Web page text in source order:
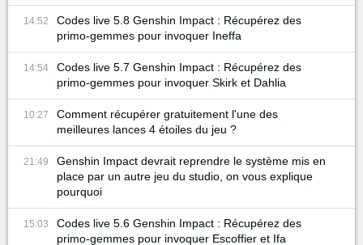
14:52
Codes live 5.8 Genshin Impact : Récupérez des
primo-gemmes pour invoquer Ineffa
14:54
Codes live 5.7 Genshin Impact : Récupérez des
primo-gemmes pour invoquer Skirk et Dahlia
10:27
Comment récupérer gratuitement l'une des
meilleures lances 4 étoiles du jeu ?
21:49
Genshin Impact devrait reprendre le système mis en
place par un autre jeu du studio, on vous explique
pourquoi
15:03
Codes live 5.6 Genshin Impact : Récupérez des
primo-gemmes pour invoquer Escoffier et Ifa